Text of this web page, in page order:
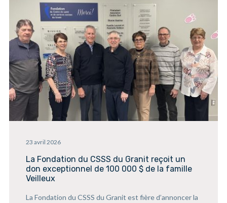
23 avril 2026
La Fondation du CSSS du Granit reçoit un
don exceptionnel de 100 000 $ de la famille
Veilleux
La Fondation du CSSS du Granit est fière d’annoncer la